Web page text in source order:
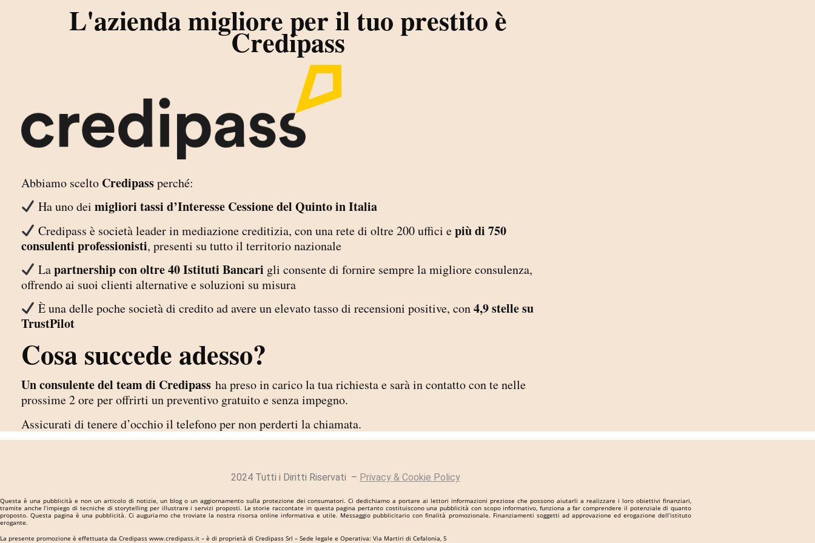
L'azienda migliore per il tuo prestito è
Credipass
Abbiamo scelto Credipassperché:
Ha uno dei migliori tassi d’Interesse Cessione del Quinto in Italia
Credipass è società leader in mediazione creditizia, con una rete di oltre 200 uffici epiù di 750
consulenti professionisti, presenti su tutto il territorio nazionale
Lapartnership con oltre 40 Istituti Bancari gli consente di fornire sempre la migliore consulenza,
offrendo ai suoi clienti alternative e soluzioni su misura
È una delle poche società di credito ad avere un elevato tasso di recensioni positive, con4,9 stelle su
TrustPilot
Cosa succede adesso?
Un consulente del team di Credipass ha preso in carico la tua richiesta e sarà in contatto con te nelle
prossime 2 ore per offrirti un preventivo gratuito e senza impegno.
Assicurati di tenere d’occhio il telefono per non perderti la chiamata.
2024 Tutti i Diritti Riservati – Privacy & Cookie Policy
Questa è una pubblicità e non un articolo di notizie, un blog o un aggiornamento sulla protezione dei consumatori. Ci dedichiamo a portare ai lettori informazioni preziose che possono aiutarli a realizzare i loro obiettivi finanziari,
tramite anche l’impiego di tecniche di storytelling per illustrare i servizi proposti. Le storie raccontate in questa pagina pertanto costituiscono una pubblicità con scopo informativo, funziona a far comprendere il potenziale di quanto
proposto. Questa pagina è una pubblicità. Ci auguriamo che troviate la nostra risorsa online informativa e utile. Messaggio pubblicitario con finalità promozionale. Finanziamenti soggetti ad approvazione ed erogazione dell’istituto
erogante.
La presente promozione è effettuata da Credipass www.credipass.it – è di proprietà di Credipass Srl – Sede legale e Operativa: Via Martiri di Cefalonia, 5